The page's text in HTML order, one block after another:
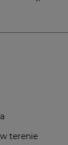
terenie